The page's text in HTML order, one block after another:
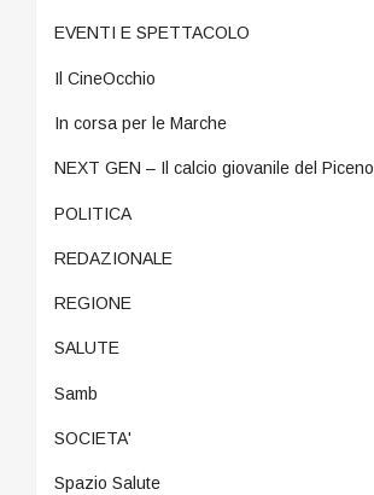
EVENTI E SPETTACOLO
Il CineOcchio
In corsa per le Marche
NEXT GEN – Il calcio giovanile del Piceno
POLITICA
REDAZIONALE
REGIONE
SALUTE
Samb
SOCIETA'
Spazio Salute